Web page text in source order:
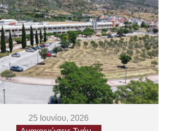
25 Ιουνίου, 2026